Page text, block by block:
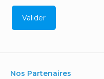
Nos Partenaires